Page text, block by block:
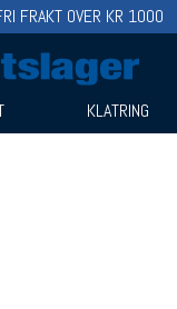
FRAKT OVER KR 1000
KLATRING